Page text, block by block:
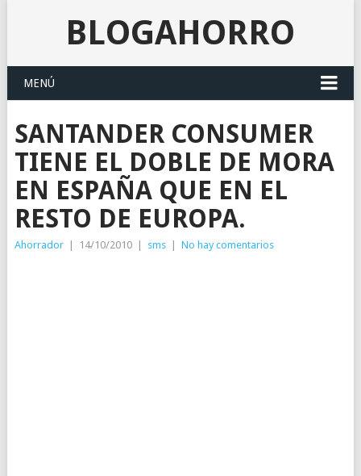
BLOGAHORRO
MENÚ
SANTANDER CONSUMER
TIENE EL DOBLE DE MORA
EN ESPAÑA QUE EN EL
RESTO DE EUROPA.
Ahorrador 14/10/2010 sms No hay comentarios